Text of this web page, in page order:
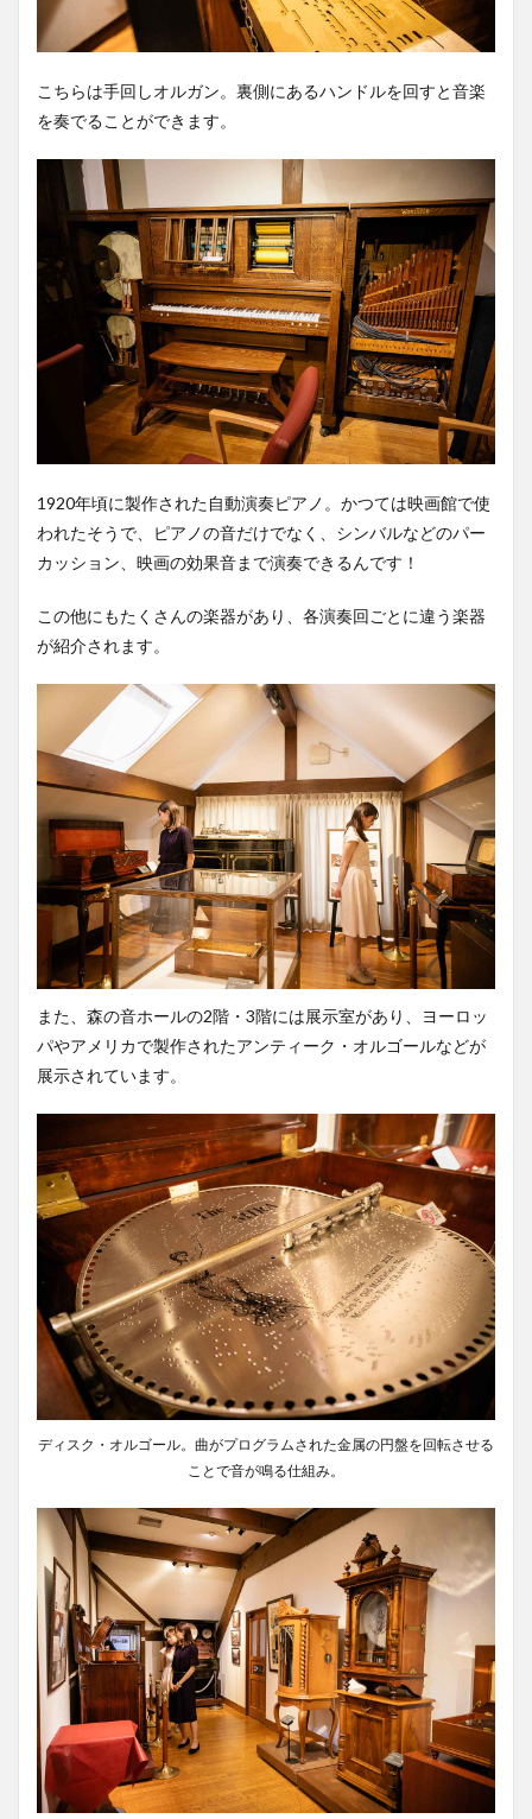
こちらは手回しオルガン。裏側にあるハンドルを回すと音楽
を奏でることができます。
1920年頃に製作された自動演奏ピアノ。かつては映画館で使
われたそうで、ピアノの音だけでなく、シンバルなどのパー
カッション、映画の効果音まで演奏できるんです！
この他にもたくさんの楽器があり、各演奏回ごとに違う楽器
が紹介されます。
また、森の音ホールの2階・3階には展示室があり、ヨーロッ
パやアメリカで製作されたアンティーク・オルゴールなどが
展示されています。
ディスク・オルゴール。曲がプログラムされた金属の円盤を回転させる
ことで音が鳴る仕組み。